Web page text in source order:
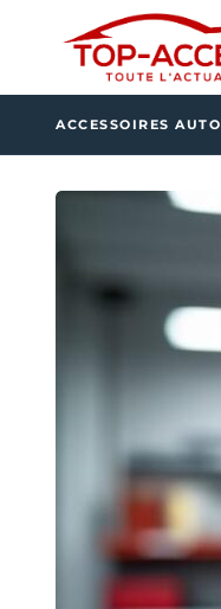
ACCESSOIRES AUTO